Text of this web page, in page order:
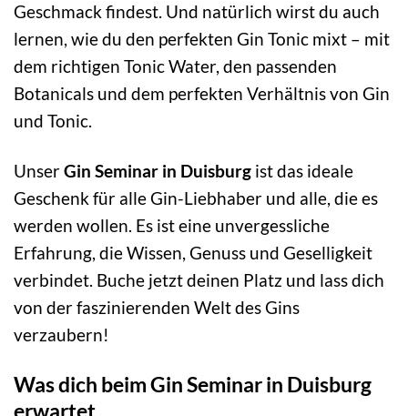
Geschmack findest. Und natürlich wirst du auch
lernen, wie du den perfekten Gin Tonic mixt – mit
dem richtigen Tonic Water, den passenden
Botanicals und dem perfekten Verhältnis von Gin
und Tonic.
UnserGin Seminar in Duisburg ist das ideale
Geschenk für alle Gin-Liebhaber und alle, die es
werden wollen. Es ist eine unvergessliche
Erfahrung, die Wissen, Genuss und Geselligkeit
verbindet. Buche jetzt deinen Platz und lass dich
von der faszinierenden Welt des Gins
verzaubern!
Was dich beim Gin Seminar in Duisburg
erwartet